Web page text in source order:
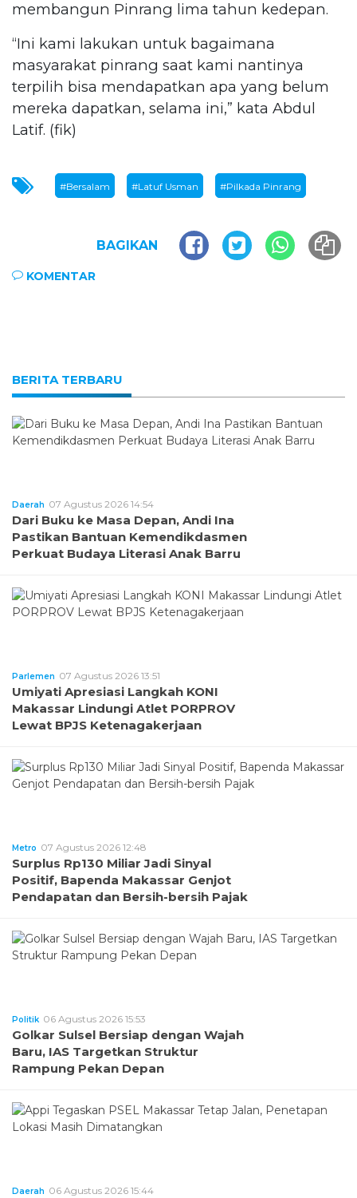
membangun Pinrang lima tahun kedepan.
“Ini kami lakukan untuk bagaimana
masyarakat pinrang saat kami nantinya
terpilih bisa mendapatkan apa yang belum
mereka dapatkan, selama ini,” kata Abdul
Latif. (fik)
#Bersalam #Latuf Usman #Pilkada Pinrang
BAGIKAN
KOMENTAR
BERITA TERBARU
Daerah 07 Agustus 2026 14:54
Dari Buku ke Masa Depan, Andi Ina
Pastikan Bantuan Kemendikdasmen
Perkuat Budaya Literasi Anak Barru
Parlemen 07 Agustus 2026 13:51
Umiyati Apresiasi Langkah KONI
Makassar Lindungi Atlet PORPROV
Lewat BPJS Ketenagakerjaan
Metro 07 Agustus 2026 12:48
Surplus Rp130 Miliar Jadi Sinyal
Positif, Bapenda Makassar Genjot
Pendapatan dan Bersih-bersih Pajak
Politik 06 Agustus 2026 15:53
Golkar Sulsel Bersiap dengan Wajah
Baru, IAS Targetkan Struktur
Rampung Pekan Depan
Daerah 06 Agustus 2026 15:44